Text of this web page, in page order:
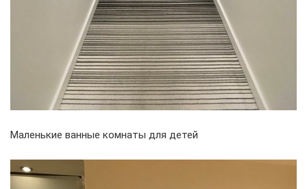
Маленькие ванные комнаты для детей